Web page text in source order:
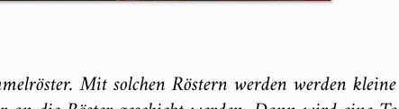
Mit solchen Röstern werden werden